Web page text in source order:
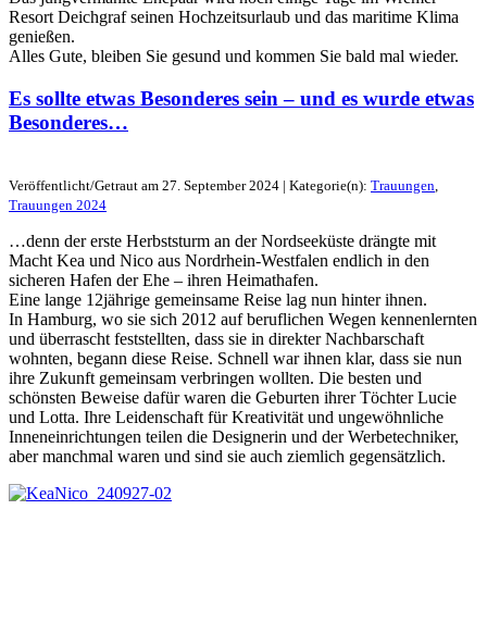
Resort Deichgraf seinen Hochzeitsurlaub und das maritime Klima
genießen.
Alles Gute, bleiben Sie gesund und kommen Sie bald mal wieder.
Es sollte etwas Besonderes sein – und es wurde etwas
Besonderes…
Veröffentlicht/Getraut am 27. September 2024 | Kategorie(n): Trauungen
Trauungen 2024
…denn der erste Herbststurm an der Nordseeküste drängte mit
Macht Kea und Nico aus Nordrhein-Westfalen endlich in den
sicheren Hafen der Ehe – ihren Heimathafen.
Eine lange 12jährige gemeinsame Reise lag nun hinter ihnen.
In Hamburg, wo sie sich 2012 auf beruflichen Wegen kennenlernten
und überrascht feststellten, dass sie in direkter Nachbarschaft
wohnten, begann diese Reise. Schnell war ihnen klar, dass sie nun
ihre Zukunft gemeinsam verbringen wollten. Die besten und
schönsten Beweise dafür waren die Geburten ihrer Töchter Lucie
und Lotta. Ihre Leidenschaft für Kreativität und ungewöhnliche
Inneneinrichtungen teilen die Designerin und der Werbetechniker,
aber manchmal waren und sind sie auch ziemlich gegensätzlich.